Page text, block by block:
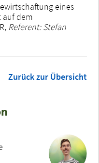
eines
auf dem
Referent: Stefan
Zurück zur Übersicht